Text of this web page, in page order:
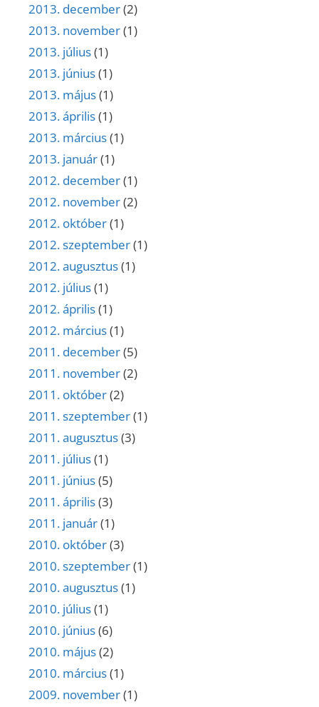
2013. december(2)
2013. november(1)
2013. július(1)
2013. június(1)
2013. május(1)
2013. április(1)
2013. március(1)
2013. január(1)
2012. december(1)
2012. november(2)
2012. október(1)
2012. szeptember(1)
2012. augusztus(1)
2012. július(1)
2012. április(1)
2012. március(1)
2011. december(5)
2011. november(2)
2011. október(2)
2011. szeptember(1)
2011. augusztus(3)
2011. július(1)
2011. június(5)
2011. április(3)
2011. január(1)
2010. október(3)
2010. szeptember(1)
2010. augusztus(1)
2010. július(1)
2010. június(6)
2010. május(2)
2010. március(1)
2009. november(1)